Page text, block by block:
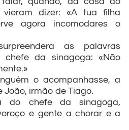
dizer: «A tua filha
agora incomodares o
as palavras
chefe da sinagoga: «Não
o acompanhasse, a
João, irmão de Tiago.
do chefe da sinagoga,
e gente a chorar e a